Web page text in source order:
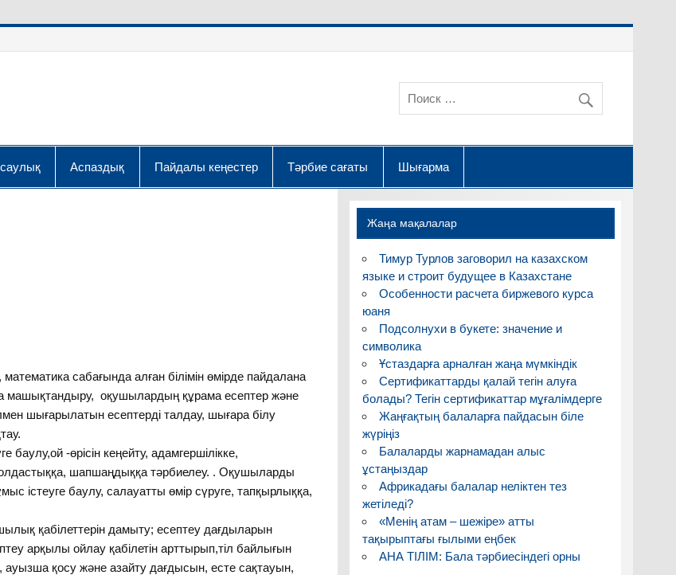
Аспаздық Пайдалы кеңестер Тәрбие сағаты Шығарма
сабағында алған білімін өмірде пайдалана
машықтандыру, оқушылардың құрама есептер және
шығарылатын есептерді талдау, шығара білу
-өрісін кеңейту, адамгершілікке,
шапшаңдыққа тәрбиелеу. . Оқушыларды
істеуге баулу, салауатты өмір сүруге, тапқырлыққа,
қабілеттерін дамыту; есептеу дағдыларын
арқылы ойлау қабілетін арттырып,тіл байлығын
ауызша қосу және азайту дағдысын, есте сақтауын,
Жаңа мақалалар
Тимур Турлов заговорил на казахском
языке и строит будущее в Казахстане
Особенности расчета биржевого курса
юаня
Подсолнухи в букете: значение и
символика
Ұстаздарға арналған жаңа мүмкіндік
Сертификаттарды қалай тегін алуға
болады? Тегін сертификаттар мұғалімдерге
Жаңғақтың балаларға пайдасын біле
жүріңіз
Балаларды жарнамадан алыс
ұстаңыздар
Африкадағы балалар неліктен тез
жетіледі?
«Менің атам – шежіре» атты
тақырыптағы ғылыми еңбек
АНА ТІЛІМ: Бала тәрбиесіндегі орны